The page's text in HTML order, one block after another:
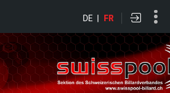
DE | FR